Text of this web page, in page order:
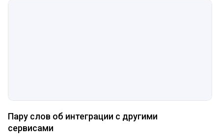
Пару слов об интеграции с другими
сервисами